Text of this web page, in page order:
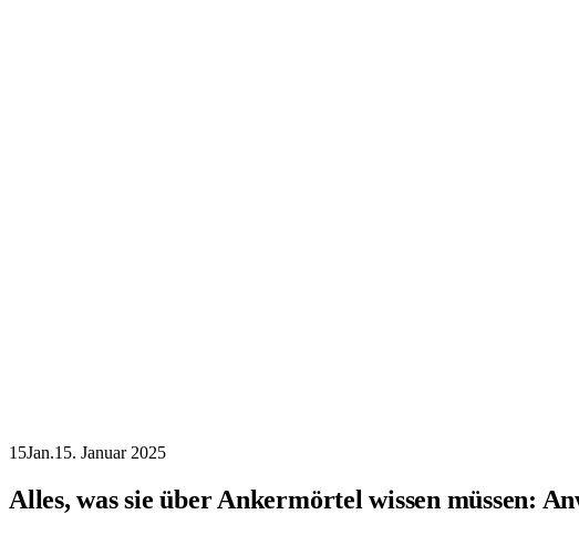
15Jan.15. Januar 2025
Alles, was sie über Ankermörtel wissen müssen: